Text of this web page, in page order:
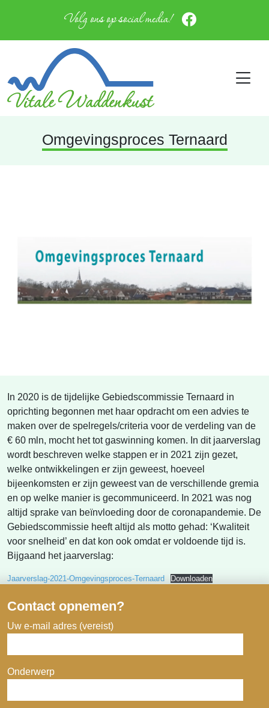
Volg ons op social media!
Omgevingsproces Ternaard
In 2020 is de tijdelijke Gebiedscommissie Ternaard in
oprichting begonnen met haar opdracht om een advies te
maken over de spelregels/criteria voor de verdeling van de
€ 60 mln, mocht het tot gaswinning komen. In dit jaarverslag
wordt beschreven welke stappen er in 2021 zijn gezet,
welke ontwikkelingen er zijn geweest, hoeveel
bijeenkomsten er zijn geweest van de verschillende gremia
en op welke manier is gecommuniceerd. In 2021 was nog
altijd sprake van beïnvloeding door de coronapandemie. De
Gebiedscommissie heeft altijd als motto gehad: ‘Kwaliteit
voor snelheid’ en dat kon ook omdat er voldoende tijd is.
Bijgaand het jaarverslag:
Jaarverslag-2021-Omgevingsproces-Ternaard Downloaden
Contact opnemen?
Uw e-mail adres (vereist)
Onderwerp